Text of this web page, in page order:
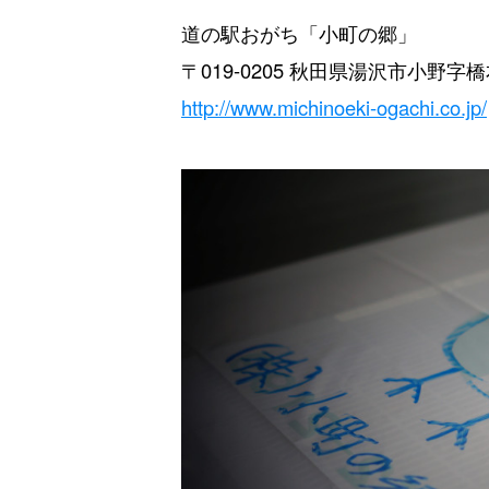
道の駅おがち「小町の郷」
〒019-0205 秋田県湯沢市小野字
http://www.michinoeki-ogachi.co.jp/